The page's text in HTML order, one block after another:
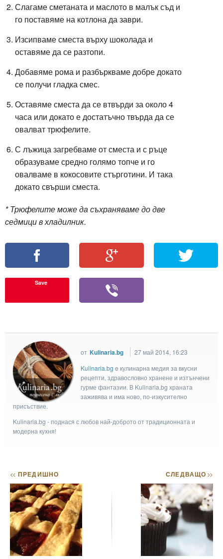
Слагаме сметаната и маслото в малък съд и
го поставяме на котлона да заври.
Изсипваме сместа върху шоколада и
оставяме да се разтопи.
Добавяме рома и разбъркваме добре докато
се получи гладка смес.
Оставяме сместа да се втвърди за около 4
часа или докато е достатъчно твърда да се
овалват трюфелите.
С лъжица загребваме от сместа и с ръце
образуваме средно голямо топче и го
овалваме в кокосовите стърготини. И така
докато свърши сместа.
* Трюфелите може да съхраняваме до две
седмици в хладилник.
Save
от Kulinaria.bg
27 май 2014, 16:23
Kulinaria.bg e кулинарна медия за вкусни
рецепти, здравословно хранене и изтънчени
гурме фантазии. В Kulinaria.bg храната
заживява и има ново, по-изкусително
присъствие.
Kulinaria.bg - поднася с любов най-доброто от традиционната и
модерна кухня!
<< ПРЕДИШНО СЛЕДВАЩО>>